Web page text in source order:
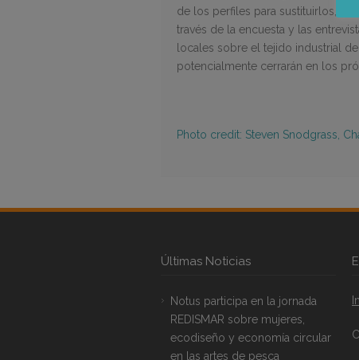
de los perfiles para sustituirlos,
través de la encuesta y las
locales sobre el tejido industrial
potencialmente cerrarán en los
Photo credit: Steven Snodgrass,
Últimas Noticias
Notus participa en la jornada
REDISMAR sobre mujeres,
ecodiseño y economía circular
en las artes de pesca